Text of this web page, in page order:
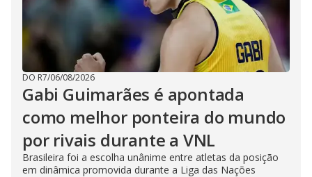
DO R7/06/08/2026
Gabi Guimarães é apontada
como melhor ponteira do mundo
por rivais durante a VNL
Brasileira foi a escolha unânime entre atletas da posição
em dinâmica promovida durante a Liga das Nações